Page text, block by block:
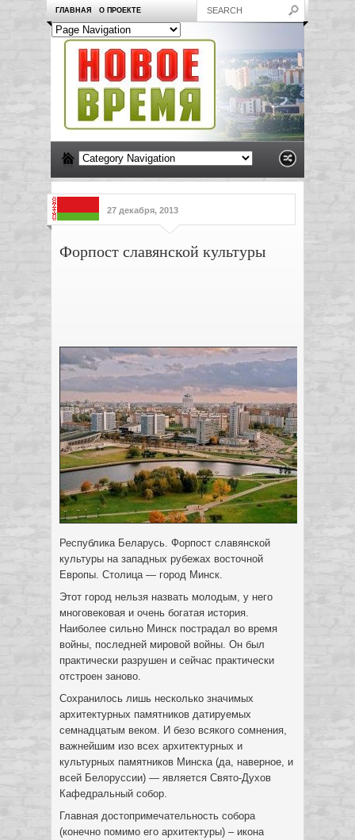
ГЛАВНАЯ О ПРОЕКТЕ
27 декабря, 2013
Форпост славянской культуры
Республика Беларусь. Форпост славянской
культуры на западных рубежах восточной
Европы. Столица — город Минск.
Этот город нельзя назвать молодым, у него
многовековая и очень богатая история.
Наиболее сильно Минск пострадал во время
войны, последней мировой войны. Он был
практически разрушен и сейчас практически
отстроен заново.
Сохранилось лишь несколько значимых
архитектурных памятников датируемых
семнадцатым веком. И безо всякого сомнения,
важнейшим изо всех архитектурных и
культурных памятников Минска (да, наверное, и
всей Белоруссии) — является Свято-Духов
Кафедральный собор.
Главная достопримечательность собора
(конечно помимо его архитектуры) – икона